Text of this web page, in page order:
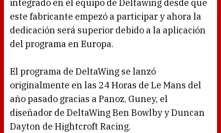
integrado en el equipo de Deltawing desde que
este fabricante empezó a participar y ahora la
dedicación será superior debido a la aplicación
del programa en Europa.
El programa de DeltaWing se lanzó
originalmente en las 24 Horas de Le Mans del
año pasado gracias a Panoz, Guney, el
diseñador de DeltaWing Ben Bowlby y Duncan
Dayton de Hightcroft Racing.